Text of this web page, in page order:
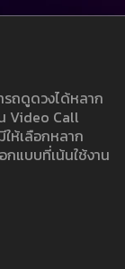
ถดูดวงได้หลาก
Video Call
ห้เลือกหลาก
แบบที่เน้นใช้งาน